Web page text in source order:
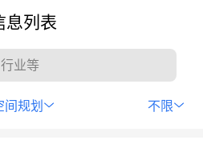
息列表
业等
间规划 不限